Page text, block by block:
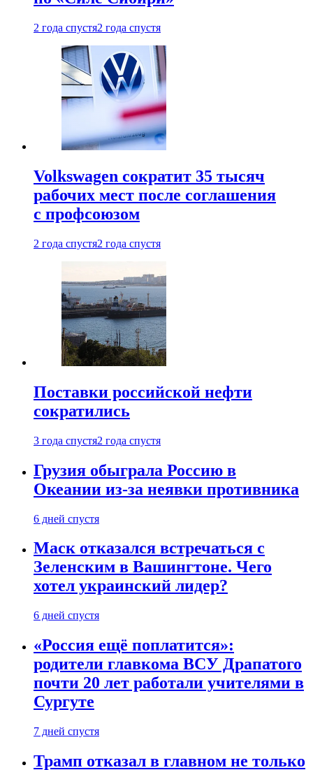
2 года спустя2 года спустя
Volkswagen сократит 35 тысяч
рабочих мест после соглашения
с профсоюзом
2 года спустя2 года спустя
Поставки российской нефти
сократились
3 года спустя2 года спустя
Грузия обыграла Россию в
Океании из-за неявки противника
6 дней спустя
Маск отказался встречаться с
Зеленским в Вашингтоне. Чего
хотел украинский лидер?
6 дней спустя
«Россия ещё поплатится»:
родители главкома ВСУ Драпатого
почти 20 лет работали учителями в
Сургуте
7 дней спустя
Трамп отказал в главном не только